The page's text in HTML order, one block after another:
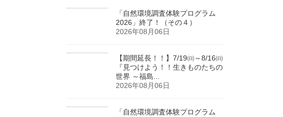
「自然環境調査体験プログラム
2026」終了！（その４）
2026年08月06日
【期間延長！！】7/19㈰～8/16㈰
『見つけよう！！生きものたちの
世界 ～福島...
2026年08月06日
「自然環境調査体験プログラム